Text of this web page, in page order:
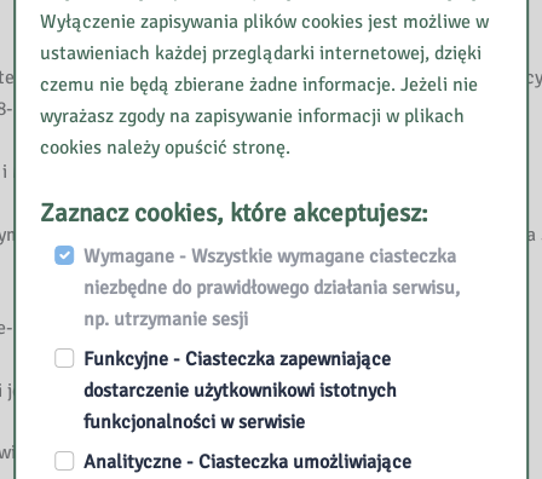
emocjonalna i kompetencje społeczne u osób
// Polityka Społeczna. – 2006, nr 2, s. 19-24
rynku pracy województwa warmińsko-mazurskiego // Polityka
związki // Polityka Społeczna. – 2005, nr 8, s. 1-5
konsekwencje// Edukacja. – 2006, nr 2, s. 20-27.
// Nowa Szkoła. – 1999, nr 6, s. 53-55
Wyłączenie zapisywania plików cookies jest możliwe w
ustawieniach każdej przeglądarki internetowej, dzięki
czemu nie będą zbierane żadne informacje. Jeżeli nie
wyrażasz zgody na zapisywanie informacji w plikach
cookies należy opuścić stronę.
Zaznacz cookies, które akceptujesz:
Wymagane - Wszystkie wymagane ciasteczka
niezbędne do prawidłowego działania serwisu,
np. utrzymanie sesji
Funkcyjne - Ciasteczka zapewniające
dostarczenie użytkownikowi istotnych
funkcjonalności w serwisie
Analityczne - Ciasteczka umożliwiające